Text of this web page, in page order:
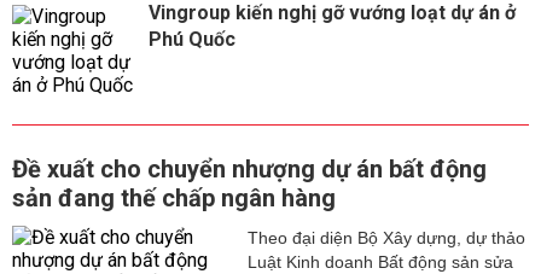
Vingroup kiến nghị gỡ vướng loạt dự án ở
Phú Quốc
Đề xuất cho chuyển nhượng dự án bất động
sản đang thế chấp ngân hàng
Theo đại diện Bộ Xây dựng, dự thảo
Luật Kinh doanh Bất động sản sửa